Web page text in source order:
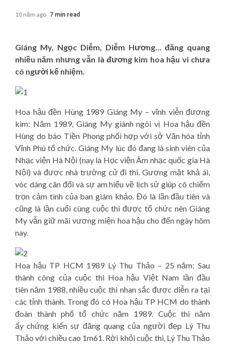
10 năm ago 7 min read
Giáng My, Ngọc Diễm, Diễm Hương… đăng quang
nhiều năm nhưng vẫn là đương kim hoa hậu vì chưa
có người kế nhiệm.
Hoa hậu đền Hùng 1989 Giáng My – vĩnh viễn đương
kim: Năm 1989, Giáng My giành ngôi vị Hoa hậu đền
Hùng do báo Tiền Phong phối hợp với sở Văn hóa tỉnh
Vĩnh Phú tổ chức. Giáng My lúc đó đang là sinh viên của
Nhạc viện Hà Nội (nay là Học viện Âm nhạc quốc gia Hà
Nội) và được nhà trường cử đi thi. Gương mặt khả ái,
vóc dáng cân đối và sự am hiểu về lịch sử giúp cô chiếm
trọn cảm tình của ban giám khảo. Đó là lần đầu tiên và
cũng là lần cuối cùng cuộc thi được tổ chức nên Giáng
My vẫn giữ mãi vương miện hoa hậu cho đến ngày hôm
nay.
Hoa hậu TP HCM 1989 Lý Thu Thảo – 25 năm: Sau
thành công của cuộc thi Hoa hậu Việt Nam lần đầu
tiên năm 1988, nhiều cuộc thi nhan sắc được diễn ra tại
các tỉnh thành. Trong đó có Hoa hậu TP HCM do thành
đoàn thành phố tổ chức năm 1989. Cuộc thi năm
ấy chứng kiến sự đăng quang của người đẹp Lý Thu
Thảo với chiều cao 1m61. Rời khỏi cuộc thi, Lý Thu Thảo